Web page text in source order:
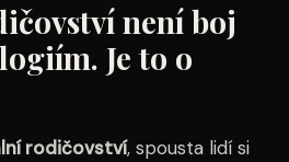
není boj
Je to o
rodičovství, spousta lidí si